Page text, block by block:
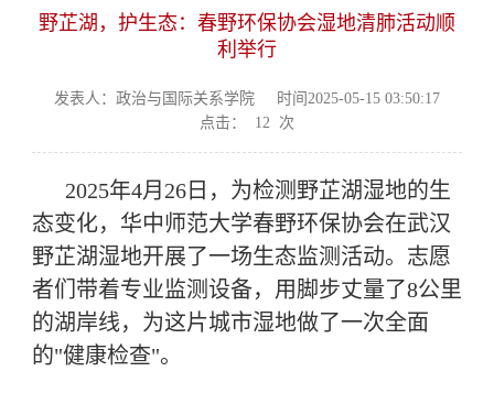
野芷湖，护生态：春野环保协会湿地清肺活动顺
利举行
发表人：政治与国际关系学院
时间2025-05-15 03:50:17
点击：
12 次
2025年4月 26日，为检测野芷湖湿地的生
态变化，华中师范大学春野环保协会在武汉
野芷湖湿地开展了一场生态监测活动。志愿
者们带着专业监测设备，用脚步丈量了8公里
的湖岸线，为这片城市湿地做了一次全面
的"健康检查"。